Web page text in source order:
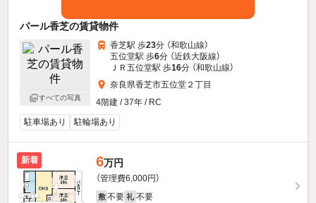
パール香芝の賃貸物件
すべての写真
香芝駅 歩23分 （和歌山線）
五位堂駅 歩6分 （近鉄大阪線）
ＪＲ五位堂駅 歩16分 （和歌山線）
奈良県香芝市五位堂２丁目
4階建 / 37年 / RC
駐車場あり
駐輪場あり
新着 6万円
（管理費6,000円）
敷 不要 礼 不要